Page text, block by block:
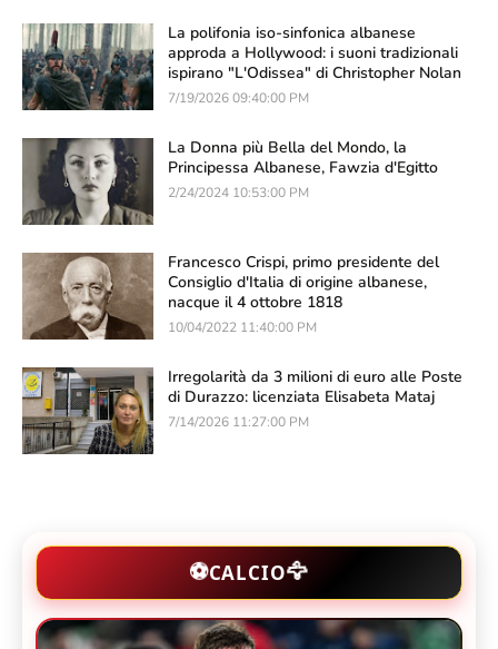
La polifonia iso-sinfonica albanese
approda a Hollywood: i suoni tradizionali
ispirano "L'Odissea" di Christopher Nolan
7/19/2026 09:40:00 PM
La Donna più Bella del Mondo, la
Principessa Albanese, Fawzia d'Egitto
2/24/2024 10:53:00 PM
Francesco Crispi, primo presidente del
Consiglio d'Italia di origine albanese,
nacque il 4 ottobre 1818
10/04/2022 11:40:00 PM
Irregolarità da 3 milioni di euro alle Poste
di Durazzo: licenziata Elisabeta Mataj
7/14/2026 11:27:00 PM
⚽CALCIO🦅